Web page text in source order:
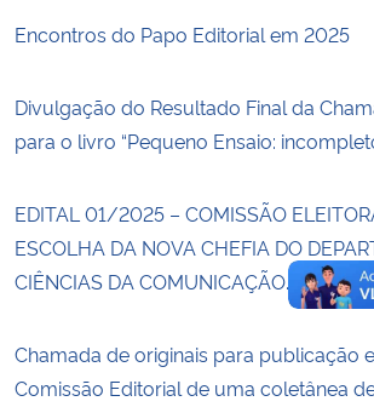
Gabinete de Segurança Institucional
Banco Central do Brasil
Encontros do Papo Editorial em 2025
Divulgação do Resultado Final da
para o livro “Pequeno Ensaio:
EDITAL 01/2025 – COMISSÃO
ESCOLHA DA NOVA CHEFIA DO
CIÊNCIAS DA COMUNICAÇÃO.
Chamada de originais para publicação
Comissão Editorial de uma coletânea